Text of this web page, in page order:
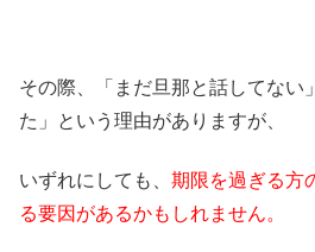
その際、「まだ旦那と話してない
た」という理由がありますが、
いずれにしても、 期限を過ぎる方
る要因があるかもしれません。